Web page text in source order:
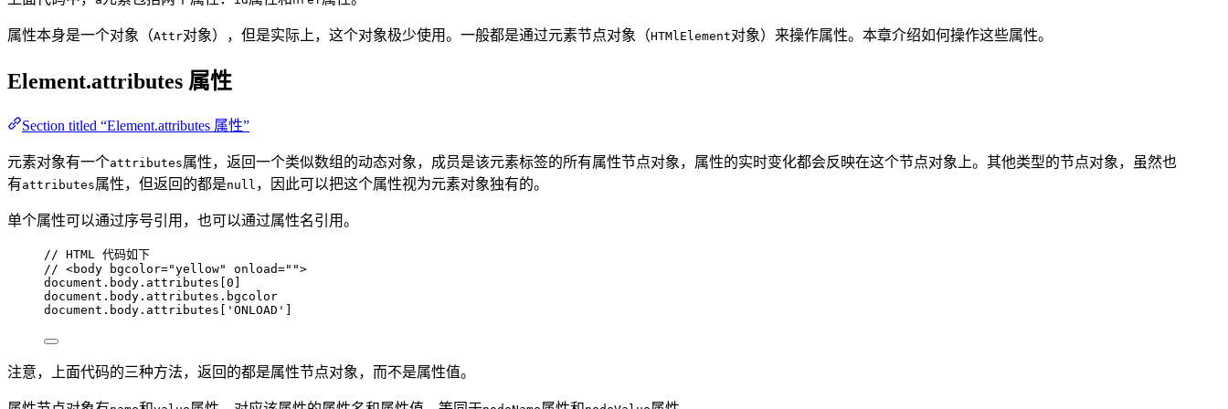
属性本身是一个对象（Attr对象），但是实际上，这个对象极少使用。一般都是通过元素节点对象（HTMlElement对象）来操作属性。本章介绍如何操作这些属性。
Element.attributes 属性
Section titled “Element.attributes 属性”
元素对象有一个attributes属性，返回一个类似数组的动态对象，成员是该元素标签的所有属性节点对象，属性的实时变化都会反映在这个节点对象上。其他类型的节点对象，虽然也
有attributes属性，但返回的都是null ，因此可以把这个属性视为元素对象独有的。
单个属性可以通过序号引用，也可以通过属性名引用。
// HTML 代码如下
// <body bgcolor="yellow" onload="">
document . body . attributes [0 ]
document . body . attributes . bgcolor
document . body . attributes [ ' ONLOAD ' ]
注意，上面代码的三种方法，返回的都是属性节点对象，而不是属性值。